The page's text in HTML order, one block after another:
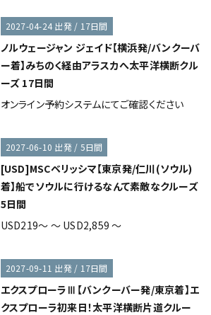
2027-04-24 出発 / 17日間
ノルウェージャン ジェイド【横浜発/バンクーバ
ー着】みちのく経由アラスカへ太平洋横断クル
ーズ 17日間
オンライン予約システムにてご確認ください
2027-06-10 出発 / 5日間
[USD]MSCベリッシマ【東京発/仁川(ソウル)
着】船でソウルに行けるなんて素敵なクルーズ
5日間
USD219～ ～ USD2,859 ～
2027-09-11 出発 / 17日間
エクスプローラⅢ【バンクーバー発/東京着】エ
クスプローラ初来日！太平洋横断片道クルー